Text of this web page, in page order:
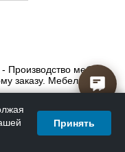
Производство мебели
заказу. Мебель на
Принять